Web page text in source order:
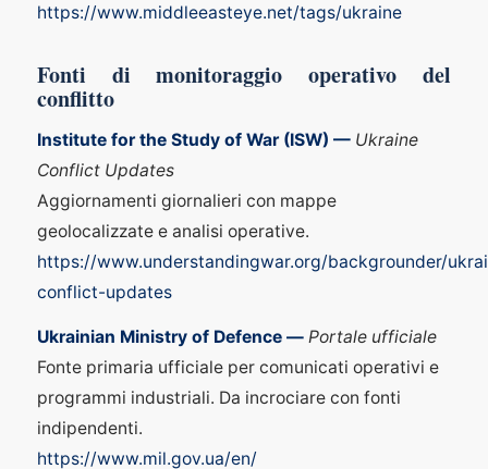
https://www.middleeasteye.net/tags/ukraine
Fonti di monitoraggio operativo del
conflitto
Institute for the Study of War (ISW) — Ukraine
Conflict Updates
Aggiornamenti giornalieri con mappe
geolocalizzate e analisi operative.
https://www.understandingwar.org/backgrounder/
conflict-updates
Ukrainian Ministry of Defence — Portale ufficiale
Fonte primaria ufficiale per comunicati operativi e
programmi industriali. Da incrociare con fonti
indipendenti.
https://www.mil.gov.ua/en/